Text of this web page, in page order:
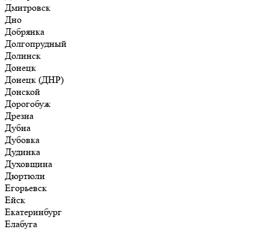
Дмитровск
Дно
Добрянка
Долгопрудный
Долинск
Донецк
Донецк (ДНР)
Донской
Дорогобуж
Дрезна
Дубна
Дубовка
Дудинка
Духовщина
Дюртюли
Егорьевск
Ейск
Екатеринбург
Елабуга